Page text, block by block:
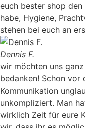
euch bester shop
habe, Hygiene,
stehen bei euch an
Dennis F.
wir möchten uns
bedanken! Schon vor
Kommunikation
unkompliziert. Man
wirklich Zeit für eure